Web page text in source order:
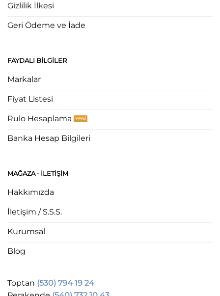
Gizlilik İlkesi
Geri Ödeme ve İade
FAYDALI BILGILER
Markalar
Fiyat Listesi
Rulo Hesaplama
Banka Hesap Bilgileri
MAĞAZA - ILETIŞIM
Hakkımızda
İletişim / S.S.S.
Kurumsal
Blog
Toptan (530) 794 19 24